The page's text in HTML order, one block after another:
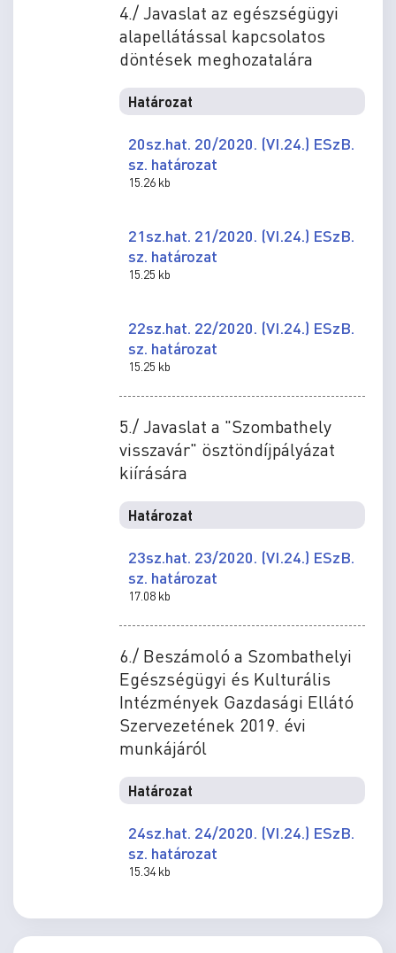
4./ Javaslat az egészségügyi
alapellátással kapcsolatos
döntések meghozatalára
Határozat
20sz.hat. 20/2020. (VI.24.) ESzB.
sz. határozat
15.26 kb
21sz.hat. 21/2020. (VI.24.) ESzB.
sz. határozat
15.25 kb
22sz.hat. 22/2020. (VI.24.) ESzB.
sz. határozat
15.25 kb
5./ Javaslat a "Szombathely
visszavár" ösztöndíjpályázat
kiírására
Határozat
23sz.hat. 23/2020. (VI.24.) ESzB.
sz. határozat
17.08 kb
6./ Beszámoló a Szombathelyi
Egészségügyi és Kulturális
Intézmények Gazdasági Ellátó
Szervezetének 2019. évi
munkájáról
Határozat
24sz.hat. 24/2020. (VI.24.) ESzB.
sz. határozat
15.34 kb